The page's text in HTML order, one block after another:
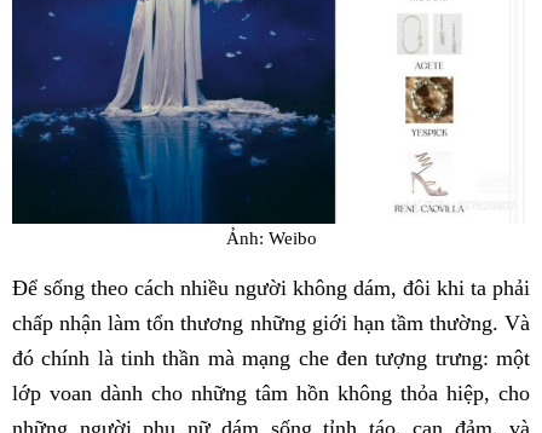
Ảnh: Weibo
Để sống theo cách nhiều người không dám, đôi khi ta phải
chấp nhận làm tổn thương những giới hạn tầm thường. Và
đó chính là tinh thần mà mạng che đen tượng trưng: một
lớp voan dành cho những tâm hồn không thỏa hiệp, cho